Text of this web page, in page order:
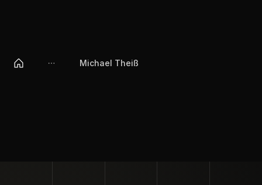
Michael Theiß